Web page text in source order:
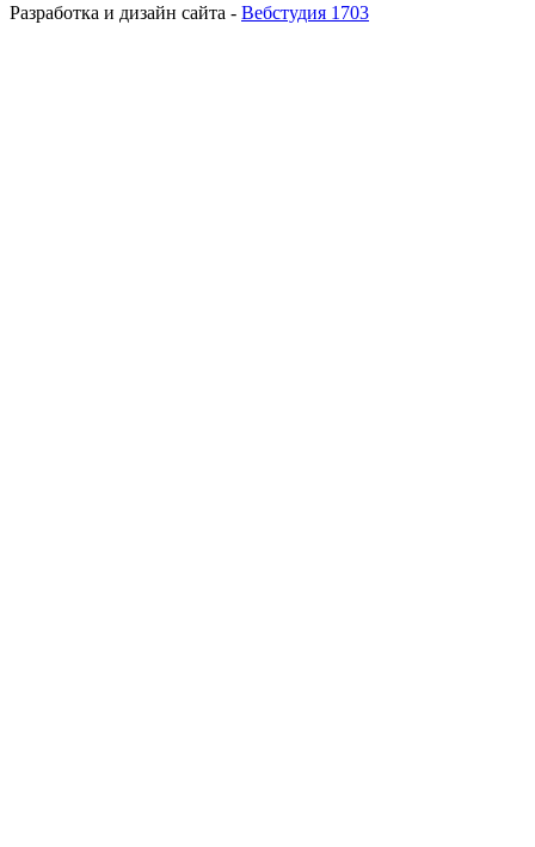
Разработка и дизайн сайта - Вебстудия 1703